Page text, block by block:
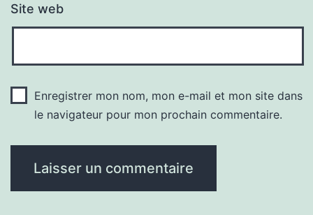
Site web
Enregistrer mon nom, mon e-mail et mon site dans
le navigateur pour mon prochain commentaire.